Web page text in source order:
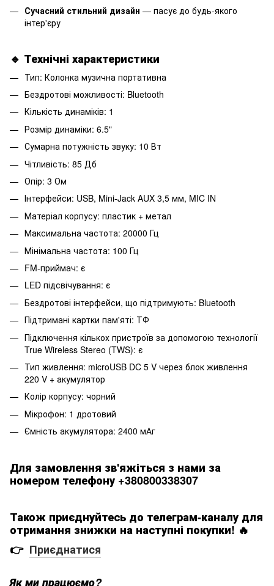
Сучасний стильний дизайн — пасує до будь-якого
інтер'єру
🔹 Технічні характеристики
Тип: Колонка музична портативна
Бездротові можливості: Bluetooth
Кількість динаміків: 1
Розмір динаміки: 6.5"
Сумарна потужність звуку: 10 Вт
Чітливість: 85 Дб
Опір: 3 Ом
Інтерфейси: USB, Mini-Jack AUX 3,5 мм, MIC IN
Матеріал корпусу: пластик + метал
Максимальна частота: 20000 Гц
Мінімальна частота: 100 Гц
FM-приймач: є
LED підсвічування: є
Бездротові інтерфейси, що підтримують: Bluetooth
Підтримані картки пам'яті: ТФ
Підключення кількох пристроїв за допомогою технології
True Wireless Stereo (TWS): є
Тип живлення: microUSB DC 5 V через блок живлення
220 V + акумулятор
Колір корпусу: чорний
Мікрофон: 1 дротовий
Ємність акумулятора: 2400 мАг
Для замовлення зв'яжіться з нами за
номером телефону +380800338307
Також приєднуйтесь до телеграм-каналу для
отримання знижки на наступні покупки! 🔥
👉 Приєднатися
Як ми працюємо?